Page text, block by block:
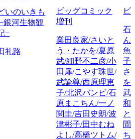
いのいきも
銀河生物観
−
礼路
ビッグコミック
増刊
業田良家/さいと
う・たかを/夏原
武/細野不二彦/小
田扉/こやす珠世/
武論尊/西原理恵
子/北沢バンビ/石
原まこちん/一ノ
関圭/吉田史朗/波
津彬子/田中むね
よし/高橋ツトム/
ビ
石
ん
魚
子
さ
を
武/
和
と
間
ち